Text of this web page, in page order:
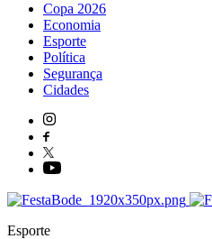
Copa 2026
Economia
Esporte
Política
Segurança
Cidades
Esporte